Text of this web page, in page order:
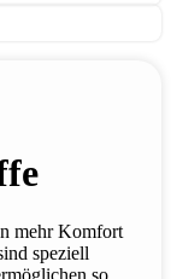
mehr Komfort
speziell